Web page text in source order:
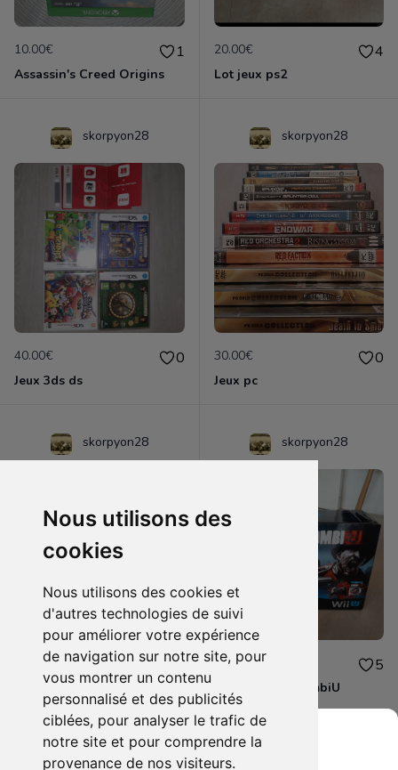
Nous utilisons des
cookies
Nous utilisons des cookies et
d'autres technologies de suivi
pour améliorer votre expérience
de navigation sur notre site, pour
vous montrer un contenu
personnalisé et des publicités
ciblées, pour analyser le trafic de
notre site et pour comprendre la
provenance de nos visiteurs.
10.00€ 1
Assassin's Creed Origins
20.00€ 4
Lot jeux ps2
skorpyon28
40.00€ 0
Jeux 3ds ds
skorpyon28
30.00€ 0
Jeux pc
skorpyon28
25.00€ 0
Guide officiel Animal Crossing Wild world
skorpyon28
30.00€ 5
Boîte édition zombiU